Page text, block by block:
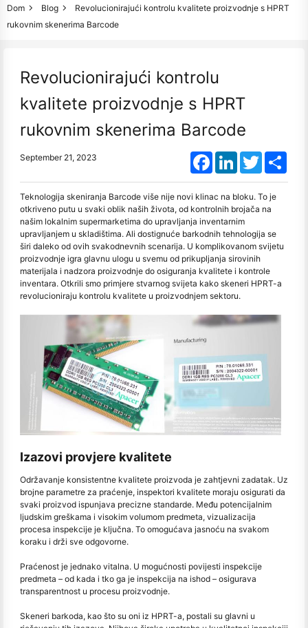
Dom Blog
Revolucionirajući kontrolu kvalitete proizvodnje s HPRT
rukovnim skenerima Barcode
Revolucionirajući kontrolu
kvalitete proizvodnje s HPRT
rukovnim skenerima Barcode
September 21, 2023 FacebookLinkedInTwitter
Teknologija skeniranja Barcode više nije novi klinac na bloku. To je
otkriveno putu u svaki oblik naših života, od kontrolnih brojača na
našim lokalnim supermarketima do upravljanja inventarnim
upravljanjem u skladištima. Ali dostignuće barkodnih tehnologija se
širi daleko od ovih svakodnevnih scenarija. U komplikovanom svijetu
proizvodnje igra glavnu ulogu u svemu od prikupljanja sirovinih
materijala i nadzora proizvodnje do osiguranja kvalitete i kontrole
inventara. Otkrili smo primjere stvarnog svijeta kako skeneri HPRT-a
revolucioniraju kontrolu kvalitete u proizvodnjem sektoru.
Izazovi provjere kvalitete
Održavanje konsistentne kvalitete proizvoda je zahtjevni zadatak. Uz
brojne parametre za praćenje, inspektori kvalitete moraju osigurati da
svaki proizvod ispunjava precizne standarde. Među potencijalnim
ljudskim greškama i visokim volumom predmeta, vizualizacija
procesa inspekcije je ključna. To omogućava jasnoću na svakom
koraku i drži sve odgovorne.
Praćenost je jednako vitalna. U mogućnosti povijesti inspekcije
predmeta – od kada i tko ga je inspekcija na ishod – osigurava
transparentnost u procesu proizvodnje.
Skeneri barkoda, kao što su oni iz HPRT-a, postali su glavni u